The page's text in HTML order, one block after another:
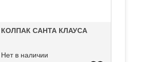
КОЛПАК САНТА КЛАУСА
Нет в наличии